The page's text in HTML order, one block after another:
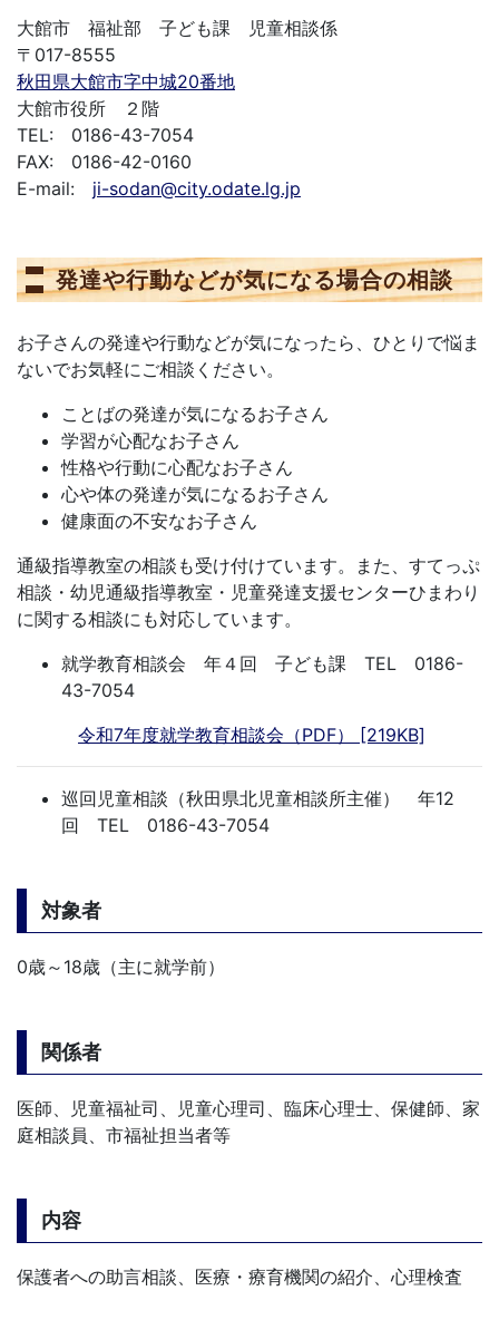
大館市 福祉部 子ども課 児童相談係
〒017-8555
秋田県大館市字中城20番地
大館市役所 ２階
TEL: 0186-43-7054
FAX: 0186-42-0160
E-mail: ji-sodan@city.odate.lg.jp
発達や行動などが気になる場合の相談
お子さんの発達や行動などが気になったら、ひとりで悩ま
ないでお気軽にご相談ください。
ことばの発達が気になるお子さん
学習が心配なお子さん
性格や行動に心配なお子さん
心や体の発達が気になるお子さん
健康面の不安なお子さん
通級指導教室の相談も受け付けています。また、すてっぷ
相談・幼児通級指導教室・児童発達支援センターひまわり
に関する相談にも対応しています。
就学教育相談会 年４回 子ども課 TEL 0186-
43-7054
令和7年度就学教育相談会（PDF） [219KB]
巡回児童相談（秋田県北児童相談所主催） 年12
回 TEL 0186-43-7054
対象者
0歳～18歳（主に就学前）
関係者
医師、児童福祉司、児童心理司、臨床心理士、保健師、家
庭相談員、市福祉担当者等
内容
保護者への助言相談、医療・療育機関の紹介、心理検査